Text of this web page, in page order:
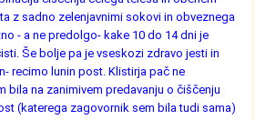
z sadno zelenjavnimi sokovi in obveznega
- a ne predolgo- kake 10 do 14 dni je
Še bolje pa je vseskozi zdravo jesti in
recimo lunin post. Klistirja pač ne
bila na zanimivem predavanju o čiščenju
(katerega zagovornik sem bila tudi sama)